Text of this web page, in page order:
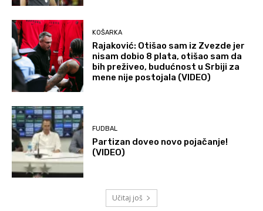
KOŠARKA
Rajaković: Otišao sam iz Zvezde jer
nisam dobio 8 plata, otišao sam da
bih preživeo, budućnost u Srbiji za
mene nije postojala (VIDEO)
FUDBAL
Partizan doveo novo pojačanje!
(VIDEO)
Učitaj još